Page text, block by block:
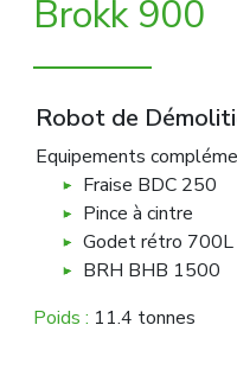
Brokk 900
Robot de
Equipements
Fraise BDC 250
Pince à cintre
Godet rétro 700L
BRH BHB 1500
Poids : 11.4 tonnes